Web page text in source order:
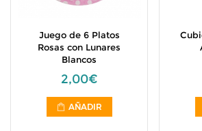
Juego de 6 Platos
Rosas con Lunares
Blancos
2,00€
AÑADIR